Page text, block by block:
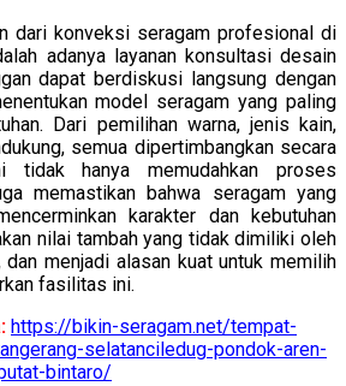
dari konveksi seragam profesional di
adanya layanan konsultasi desain
dapat berdiskusi langsung dengan
model seragam yang paling
Dari pemilihan warna, jenis kain,
semua dipertimbangkan secara
tidak hanya memudahkan proses
memastikan bahwa seragam yang
karakter dan kebutuhan
nilai tambah yang tidak dimiliki oleh
menjadi alasan kuat untuk memilih
fasilitas ini.
https://bikin-seragam.net/tempat-
selatanciledug-pondok-aren-
bintaro/